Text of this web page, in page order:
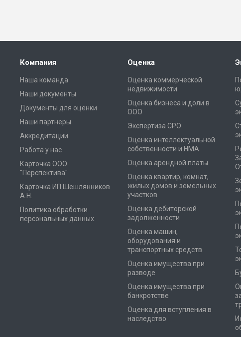
Компания
Наша команда
Наши документы
Документы для оценки
Наши партнеры
Аккредитации
Работа у нас
Карточка ООО
"Перспектива"
Карточка ИП Шешлянников
А.Н.
Политика обработки
персональных данных
Оценка
Оценка коммерческой
недвижимости
Оценка бизнеса и доли в
ООО
Экспертиза СРО
Оценка интеллектуальной
собственности и НМА
Оценка арендной платы
Оценка квартир, комнат,
жилых домов и земельных
участков
Оценка дебиторской
задолженности
Оценка машин,
оборудования и
транспортных средств
Оценка имущества при
разводе
Оценка имущества при
банкротстве
Оценка для вступления в
наследство